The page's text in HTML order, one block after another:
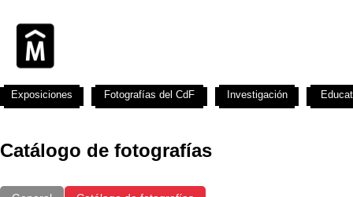
Catálogo de fotografías
Exposiciones Fotografías del CdF Investigación